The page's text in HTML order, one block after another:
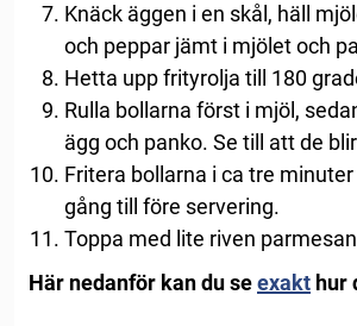
Knäck äggen i en skål, häll
och peppar jämt i mjölet och
Hetta upp frityrolja till 180
Rulla bollarna först i mjöl,
ägg och panko. Se till att de
Fritera bollarna i ca tre
gång till före servering.
Toppa med lite riven
Här nedanför kan du seexakt hur